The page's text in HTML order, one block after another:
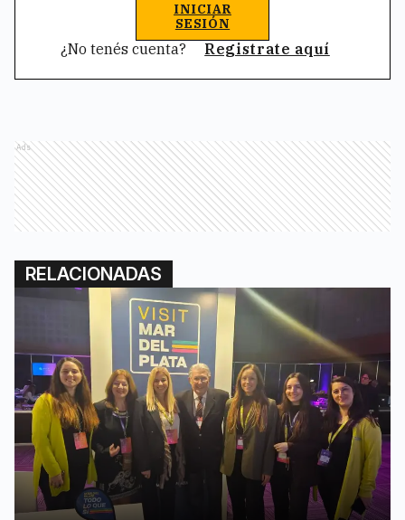
INICIAR
SESIÓN
¿No tenés cuenta? Registrate aquí
Ads
RELACIONADAS